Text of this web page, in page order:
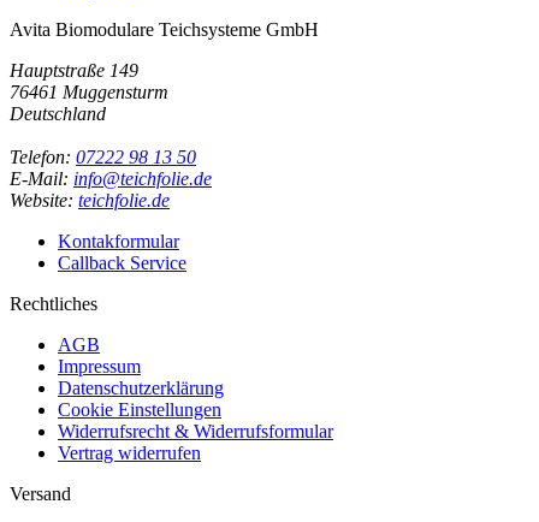
Avita Biomodulare Teichsysteme GmbH
Hauptstraße 149
76461 Muggensturm
Deutschland
Telefon: 07222 98 13 50
E-Mail: info@teichfolie.de
Website: teichfolie.de
Kontakformular
Callback Service
Rechtliches
AGB
Impressum
Datenschutzerklärung
Cookie Einstellungen
Widerrufsrecht & Widerrufsformular
Vertrag widerrufen
Versand